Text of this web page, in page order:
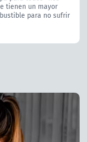
tienen un mayor
para no sufrir